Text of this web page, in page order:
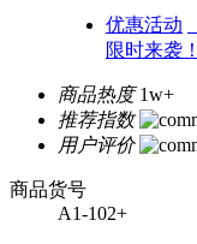
优惠活动
限时来袭
商品热度 1w+
推荐指数
用户评价
商品货号
A1-102+